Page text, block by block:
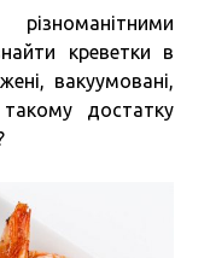
креветки в
вакуумовані,
достатку